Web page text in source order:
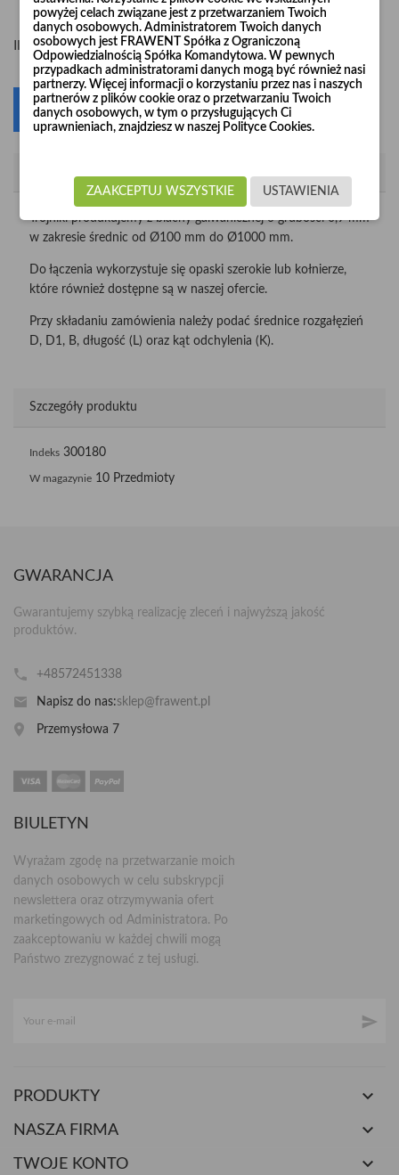
Ilość - +
Dodaj do koszyka 0
Trójniki produkujemy z blachy galwanicznej o grubości 0,9 mm
w zakresie średnic od Ø100 mm do Ø1000 mm.
Do łączenia wykorzystuje się opaski szerokie lub kołnierze,
które również dostępne są w naszej ofercie.
Przy składaniu zamówienia należy podać średnice rozgałęzień
D, D1, B, długość (L) oraz kąt odchylenia (K).
Szczegóły produktu
Indeks 300180
W magazynie 10 Przedmioty
GWARANCJA
Gwarantujemy szybką realizację zleceń i najwyższą jakość
produktów.
+48572451338
Napisz do nas:sklep@frawent.pl
Przemysłowa 7
BIULETYN
Wyrażam zgodę na przetwarzanie moich
danych osobowych w celu subskrypcji
newslettera oraz otrzymywania ofert
marketingowych od Administratora. Po
zaakceptowaniu w każdej chwili mogą
Państwo zrezygnować z tej usługi.

PRODUKTY 
NASZA FIRMA 
TWOJE KONTO 
powyżej celach związane jest z przetwarzaniem Twoich
danych osobowych. Administratorem Twoich danych
osobowych jest FRAWENT Spółka z Ograniczoną
Odpowiedzialnością Spółka Komandytowa. W pewnych
przypadkach administratorami danych mogą być również nasi
partnerzy. Więcej informacji o korzystaniu przez nas i naszych
partnerów z plików cookie oraz o przetwarzaniu Twoich
danych osobowych, w tym o przysługujących Ci
uprawnieniach, znajdziesz w naszej Polityce Cookies.
USTAWIENIA
ZAAKCEPTUJ WSZYSTKIE